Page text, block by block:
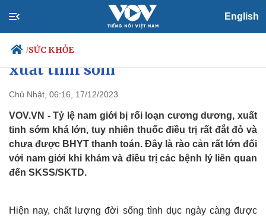
English
/SỨC KHỎE
Chính trị
Đảng
Tổ chức nhân sự
Quốc hội
Nhận diện sự thật
Xã hội
Tin 24h
Dự báo thời tiết
Giáo dục
Dấu ấn VOV
Đề xuất BHYT thanh toán thuốc
điều trị rối loạn cương dương,
xuất tinh sớm
Chủ Nhật, 06:16, 17/12/2023
VOV.VN - Tỷ lệ nam giới bị rối loạn cương dương, xuất
tinh sớm khá lớn, tuy nhiên thuốc điều trị rất đắt đỏ và
chưa được BHYT thanh toán. Đây là rào cản rất lớn đối
với nam giới khi khám và điều trị các bệnh lý liên quan
đến SKSS/SKTD.
Hiện nay, chất lượng đời sống tình dục ngày càng được